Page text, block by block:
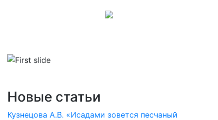
Новые статьи
Кузнецова А.В. «Исадами зовется песчаный